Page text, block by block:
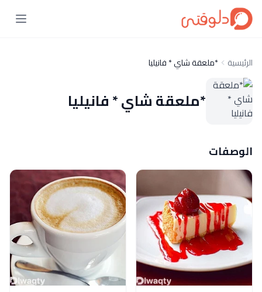
الرئيسية *ملعقة شاي * فانيليا
*ملعقة شاي * فانيليا
الوصفات